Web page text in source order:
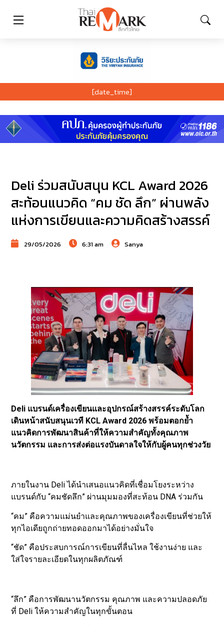
[date_time]
Deli ร่วมสนับสนุน KCL Award 2026
สะท้อนแนวคิด “คม ชัด ลึก” ผ่านพลัง
แห่งการเขียนและความคิดสร้างสรรค์
29/05/2026 6:31 am Sanya
Deli แบรนด์เครื่องเขียนและอุปกรณ์สร้างสรรค์ระดับโลก
เดินหน้าสนับสนุนเวที KCL Award 2026 พร้อมตอกย้ำ
แนวคิดการพัฒนาสินค้าที่ให้ความสำคัญทั้งคุณภาพ
นวัตกรรม และการส่งต่อแรงบันดาลใจให้กับผู้คนทุกช่วงวัย
ภายในงาน Deli ได้นำเสนอแนวคิดที่เชื่อมโยงระหว่าง
แบรนด์กับ “คมชัดลึก” ผ่านมุมมองที่สะท้อน DNA ร่วมกัน
“คม” คือความแม่นยำและคุณภาพของเครื่องเขียนที่ช่วยให้
ทุกไอเดียถูกถ่ายทอดออกมาได้อย่างมั่นใจ
“ชัด” คือประสบการณ์การเขียนที่ลื่นไหล ใช้งานง่าย และ
ใส่ใจรายละเอียดในทุกผลิตภัณฑ์
“ลึก” คือการพัฒนานวัตกรรม คุณภาพ และความปลอดภัย
ที่ Deli ให้ความสำคัญในทุกขั้นตอน